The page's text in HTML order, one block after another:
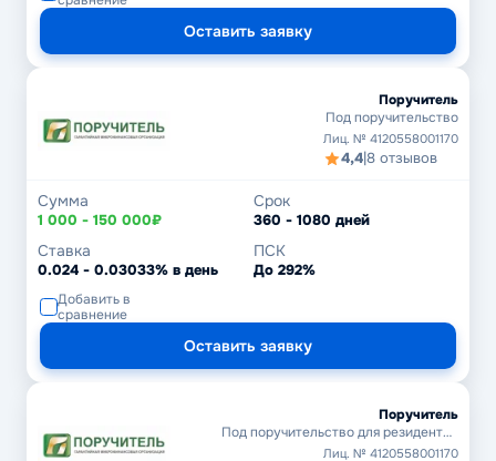
Оставить заявку
Поручитель
Под поручительство
Лиц. № 4120558001170
4,4|8 отзывов
Сумма
1 000 - 150 000₽
Срок
360 - 1080 дней
Ставка
0.024 - 0.03033% в день
ПСК
До 292%
Добавить в
сравнение
Оставить заявку
Поручитель
Под поручительство для резидентов
Центров регионального развития
Лиц. № 4120558001170